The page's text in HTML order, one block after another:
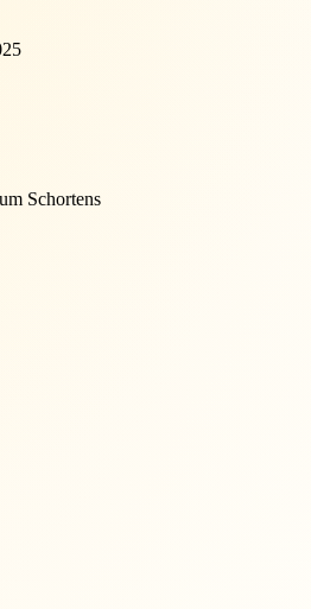
Schortens